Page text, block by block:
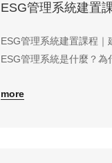
ESG管理系統建置課程
ESG管理系統是什麼？為
（Governance）三大面
more